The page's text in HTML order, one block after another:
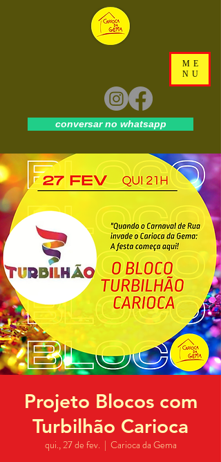
ME
NU
conversar no whatsapp
Projeto Blocos com
Turbilhão Carioca
qui., 27 de fev.
  |
Carioca da Gema